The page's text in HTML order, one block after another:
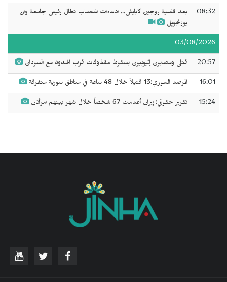
08:32
بعد قضية روجين كابايش... ادعاءات اغتصاب تطال رئيس جامعة وان
يوزنجويِل
03/08/2026
20:57 قتلى ومصابون إثيوبيون بسقوط مقذوفات قرب الحدود مع السودان
16:01 المرصد السوري:13 قتيلاً خلال 48 ساعة في مناطق سورية متفرقة
15:24 تقرير حقوقي: إيران أعدمت 67 شخصاً خلال شهر بينهم امرأتان